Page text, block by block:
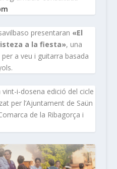
presentaran «El
a la fiesta», una
a veu i guitarra basada
i-dosena edició del cicle
per l’Ajuntament de Saün
de la Ribagorça i